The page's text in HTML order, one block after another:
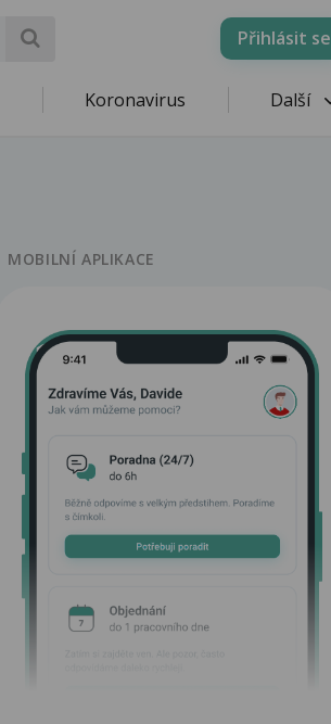
Přihlásit se
Koronavirus Další
MOBILNÍ APLIKACE